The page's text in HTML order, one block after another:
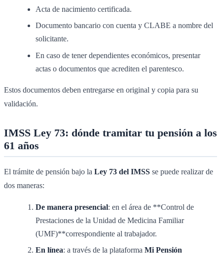
Acta de nacimiento certificada.
Documento bancario con cuenta y CLABE a nombre del
solicitante.
En caso de tener dependientes económicos, presentar
actas o documentos que acrediten el parentesco.
Estos documentos deben entregarse en original y copia para su
validación.
IMSS Ley 73: dónde tramitar tu pensión a los
61 años
El trámite de pensión bajo la Ley 73 del IMSS se puede realizar de
dos maneras:
De manera presencial: en el área de **Control de
Prestaciones de la Unidad de Medicina Familiar
(UMF)**correspondiente al trabajador.
En línea: a través de la plataforma Mi Pensión